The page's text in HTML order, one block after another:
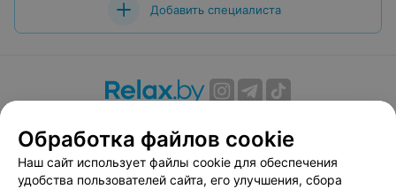
Добавить специалиста
Вакансии
Публичный договор
Способы оплаты
Публичный договор по использованию сервиса
«Афиша»
Обработка файлов cookie
Наш сайт использует файлы cookie для обеспечения
удобства пользователей сайта, его улучшения, сбора